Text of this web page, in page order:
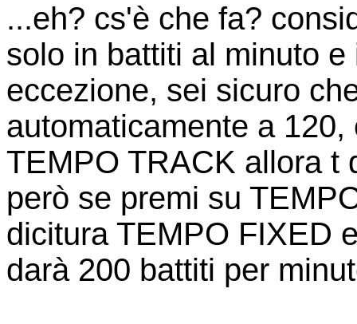
...eh? cs'è che fa?
solo in battiti al minuto
eccezione, sei sicuro
automaticamente a
TEMPO TRACK allora t
però se premi su
dicitura TEMPO FIXED
darà 200 battiti per